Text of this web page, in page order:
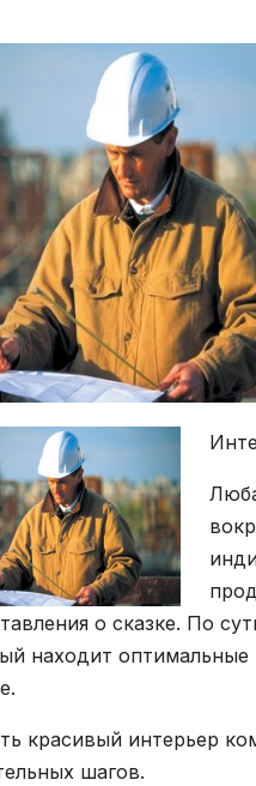
о сказке. По
находит оптимальные
красивый интерьер
шагов.